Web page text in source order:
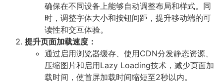
确保在不同设备上能够自动调整布局和样式。同
时，调整字体大小和按钮间距，提升移动端的可
读性和交互体验。
提升页面加载速度：
通过启用浏览器缓存、使用CDN分发静态资源、
压缩图片和启用Lazy Loading技术，减少页面加
载时间，使首屏加载时间缩短至2秒以内。